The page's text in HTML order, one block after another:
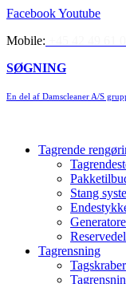
Videre
indhold
FacebookYoutube
Mobile:
SØGNING
En del af Damscleaner A/S
Tagrende
Stang
Tagrensning
Tagskraber